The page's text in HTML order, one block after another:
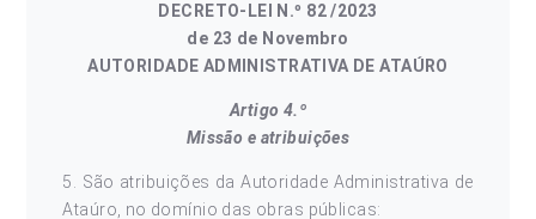
DECRETO-LEI N.º 82 /2023
de 23 de Novembro
AUTORIDADE ADMINISTRATIVA DE ATAÚRO
Artigo 4.º
Missão e atribuições
5. São atribuições da Autoridade Administrativa de
Ataúro, no domínio das obras públicas: